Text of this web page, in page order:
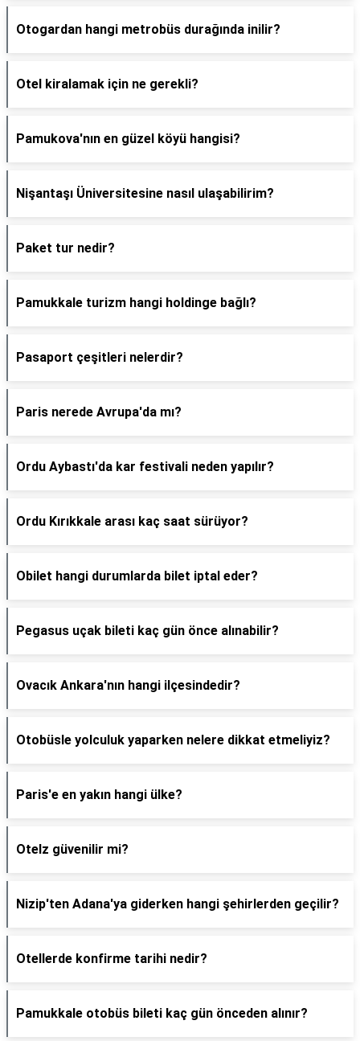
Otogardan hangi metrobüs durağında inilir?
Otel kiralamak için ne gerekli?
Pamukova'nın en güzel köyü hangisi?
Nişantaşı Üniversitesine nasıl ulaşabilirim?
Paket tur nedir?
Pamukkale turizm hangi holdinge bağlı?
Pasaport çeşitleri nelerdir?
Paris nerede Avrupa'da mı?
Ordu Aybastı'da kar festivali neden yapılır?
Ordu Kırıkkale arası kaç saat sürüyor?
Obilet hangi durumlarda bilet iptal eder?
Pegasus uçak bileti kaç gün önce alınabilir?
Ovacık Ankara'nın hangi ilçesindedir?
Otobüsle yolculuk yaparken nelere dikkat etmeliyiz?
Paris'e en yakın hangi ülke?
Otelz güvenilir mi?
Nizip'ten Adana'ya giderken hangi şehirlerden geçilir?
Otellerde konfirme tarihi nedir?
Pamukkale otobüs bileti kaç gün önceden alınır?